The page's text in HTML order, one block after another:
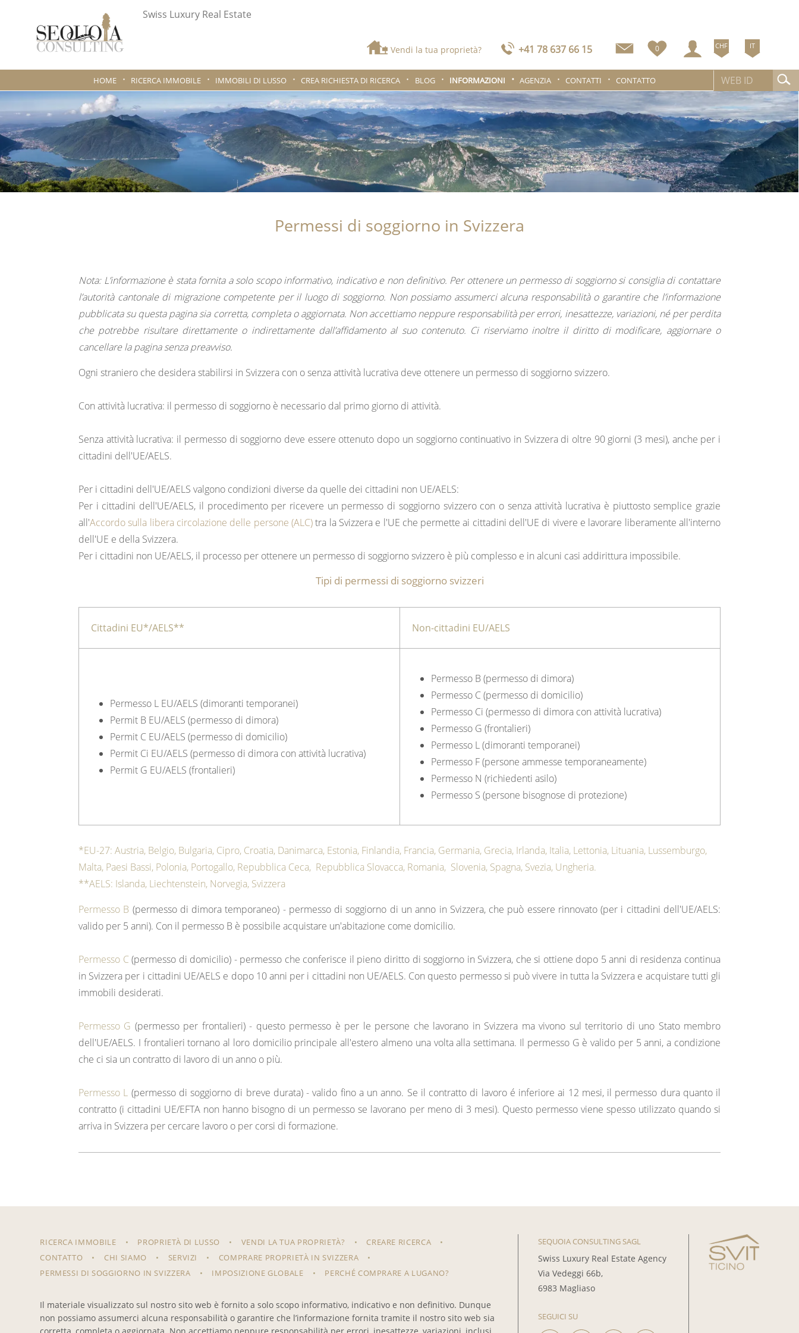
Swiss Luxury Real Estate
Vendi la tua proprietà? +41 78 637 66 15 0 CHF IT
HOME RICERCA IMMOBILE IMMOBILI DI LUSSO CREA RICHIESTA DI RICERCA BLOG INFORMAZIONI AGENZIA CONTATTI CONTATTO
Permessi di soggiorno in Svizzera
Nota: L’informazione è stata fornita a solo scopo informativo, indicativo e non definitivo. Per ottenere un permesso di soggiorno si consiglia di contattare
l’autorità cantonale di migrazione competente per il luogo di soggiorno. Non possiamo assumerci alcuna responsabilità o garantire che l’informazione
pubblicata su questa pagina sia corretta, completa o aggiornata. Non accettiamo neppure responsabilità per errori, inesattezze, variazioni, né per perdita
che potrebbe risultare direttamente o indirettamente dall’affidamento al suo contenuto. Ci riserviamo inoltre il diritto di modificare, aggiornare o
cancellare la pagina senza preavviso.
Ogni straniero che desidera stabilirsi in Svizzera con o senza attività lucrativa deve ottenere un permesso di soggiorno svizzero.
Con attività lucrativa: il permesso di soggiorno è necessario dal primo giorno di attività.
Senza attività lucrativa: il permesso di soggiorno deve essere ottenuto dopo un soggiorno continuativo in Svizzera di oltre 90 giorni (3 mesi), anche per i
cittadini dell'UE/AELS.
Per i cittadini dell'UE/AELS valgono condizioni diverse da quelle dei cittadini non UE/AELS:
Per i cittadini dell'UE/AELS, il procedimento per ricevere un permesso di soggiorno svizzero con o senza attività lucrativa è piuttosto semplice grazie
all'Accordo sulla libera circolazione delle persone (ALC)tra la Svizzera e l'UE che permette ai cittadini dell'UE di vivere e lavorare liberamente all'interno
dell'UE e della Svizzera.
Per i cittadini non UE/AELS, il processo per ottenere un permesso di soggiorno svizzero è più complesso e in alcuni casi addirittura impossibile.
Tipi di permessi di soggiorno svizzeri
Cittadini EU*/AELS** Non-cittadini EU/AELS
Permesso L EU/AELS (dimoranti temporanei)
Permit B EU/AELS (permesso di dimora)
Permit C EU/AELS (permesso di domicilio)
Permit Ci EU/AELS (permesso di dimora con attività lucrativa)
Permit G EU/AELS (frontalieri)
Permesso B (permesso di dimora)
Permesso C (permesso di domicilio)
Permesso Ci (permesso di dimora con attività lucrativa)
Permesso G (frontalieri)
Permesso L (dimoranti temporanei)
Permesso F (persone ammesse temporaneamente)
Permesso N (richiedenti asilo)
Permesso S (persone bisognose di protezione)
*EU-27: Austria, Belgio, Bulgaria, Cipro, Croatia, Danimarca, Estonia, Finlandia, Francia, Germania, Grecia, Irlanda, Italia, Lettonia, Lituania, Lussemburgo,
Malta, Paesi Bassi, Polonia, Portogallo, Repubblica Ceca, Repubblica Slovacca, Romania, Slovenia, Spagna, Svezia, Ungheria.
**AELS: Islanda, Liechtenstein, Norvegia, Svizzera
Permesso B (permesso di dimora temporaneo) - permesso di soggiorno di un anno in Svizzera, che può essere rinnovato (per i cittadini dell'UE/AELS:
valido per 5 anni). Con il permesso B è possibile acquistare un'abitazione come domicilio.
Permesso C (permesso di domicilio) - permesso che conferisce il pieno diritto di soggiorno in Svizzera, che si ottiene dopo 5 anni di residenza continua
in Svizzera per i cittadini UE/AELS e dopo 10 anni per i cittadini non UE/AELS. Con questo permesso si può vivere in tutta la Svizzera e acquistare tutti gli
immobili desiderati.
Permesso G (permesso per frontalieri) - questo permesso è per le persone che lavorano in Svizzera ma vivono sul territorio di uno Stato membro
dell'UE/AELS. I frontalieri tornano al loro domicilio principale all'estero almeno una volta alla settimana. Il permesso G è valido per 5 anni, a condizione
che ci sia un contratto di lavoro di un anno o più.
Permesso L (permesso di soggiorno di breve durata) - valido fino a un anno. Se il contratto di lavoro é inferiore ai 12 mesi, il permesso dura quanto il
contratto (i cittadini UE/EFTA non hanno bisogno di un permesso se lavorano per meno di 3 mesi). Questo permesso viene spesso utilizzato quando si
arriva in Svizzera per cercare lavoro o per corsi di formazione.
RICERCA IMMOBILE PROPRIETÀ DI LUSSO VENDI LA TUA PROPRIETÀ?
CREARE RICERCA
CONTATTO
CHI SIAMO SERVIZI
COMPRARE PROPRIETÀ IN SVIZZERA
PERMESSI DI SOGGIORNO IN SVIZZERA
IMPOSIZIONE GLOBALE PERCHÉ COMPRARE A LUGANO?
Il materiale visualizzato sul nostro sito web è fornito a solo scopo informativo, indicativo e non definitivo. Dunque
non possiamo assumerci alcuna responsabilità o garantire che l’informazione fornita tramite il nostro sito web sia
SEQUOIA CONSULTING SAGL
Swiss Luxury Real Estate Agency
Via Vedeggi 66b,
6983 Magliaso
SEGUICI SU